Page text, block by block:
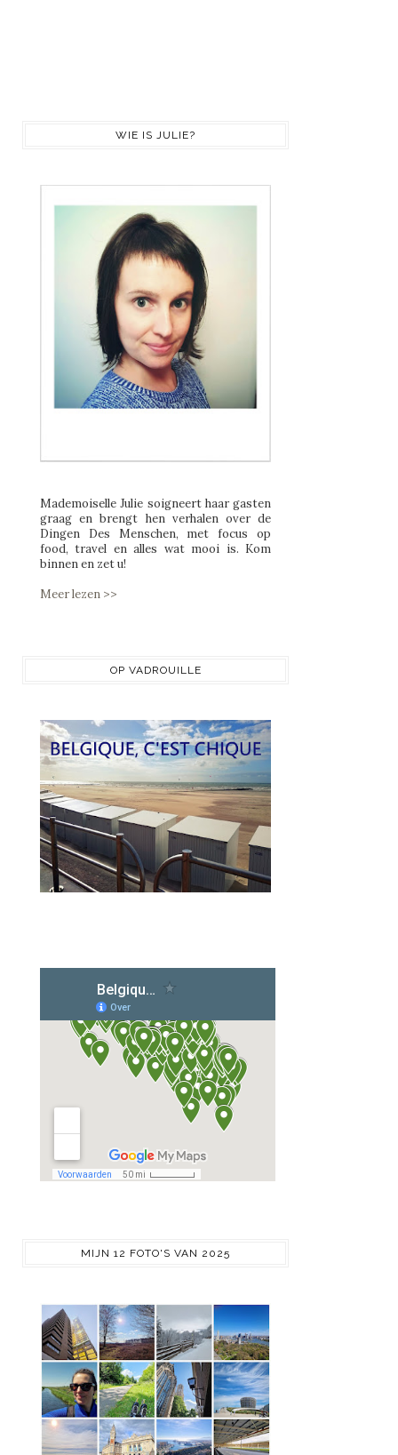
WIE IS JULIE?
Mademoiselle Julie soigneert haar gasten
graag en brengt hen verhalen over de
Dingen Des Menschen, met focus op
food, travel en alles wat mooi is. Kom
binnen en zet u!
Meer lezen >>
OP VADROUILLE
MIJN 12 FOTO'S VAN 2025